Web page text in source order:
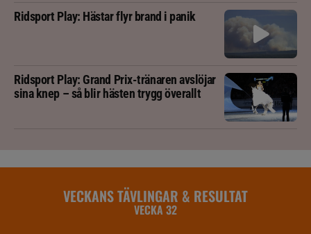
Ridsport Play: Hästar flyr brand i panik
Ridsport Play: Grand Prix-tränaren avslöjar
sina knep – så blir hästen trygg överallt
VECKANS TÄVLINGAR & RESULTAT
VECKA 32